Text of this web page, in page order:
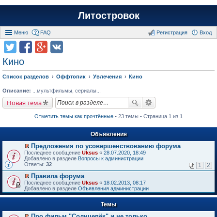
Литостровок
Меню FAQ Вход
Регистрация
Кино
Список разделов Оффтопик Увлечения Кино
Описание: ...мультфильмы, сериалы...
Новая тема
Отметить темы как прочтённые • 23 темы • Страница 1 из 1
Объявления
П
е
р
й
т
и
к
п
в
Предложения по усовершенствованию форума
Последнее сообщение Uksus « 28.07.2020, 18:49
Добавлено в разделе Вопросы к администрации
Ответы: 32 1 2
П
е
р
е
т
и
Правила форума
Последнее сообщение Uksus « 18.02.2013, 08:17
Добавлено в разделе Объявления администрации
Темы